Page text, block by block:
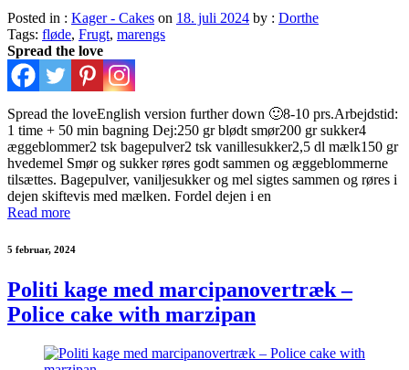
Posted in : Kager - Cakes on 18. juli 2024 by : Dorthe
Tags: fløde, Frugt, marengs
Spread the love
Spread the loveEnglish version further down 🙂8-10 prs.Arbejdstid:
1 time + 50 min bagning Dej:250 gr blødt smør200 gr sukker4
æggeblommer2 tsk bagepulver2 tsk vanillesukker2,5 dl mælk150 gr
hvedemel Smør og sukker røres godt sammen og æggeblommerne
tilsættes. Bagepulver, vaniljesukker og mel sigtes sammen og røres i
dejen skiftevis med mælken. Fordel dejen i en
Read more
5 februar, 2024
Politi kage med marcipanovertræk –
Police cake with marzipan